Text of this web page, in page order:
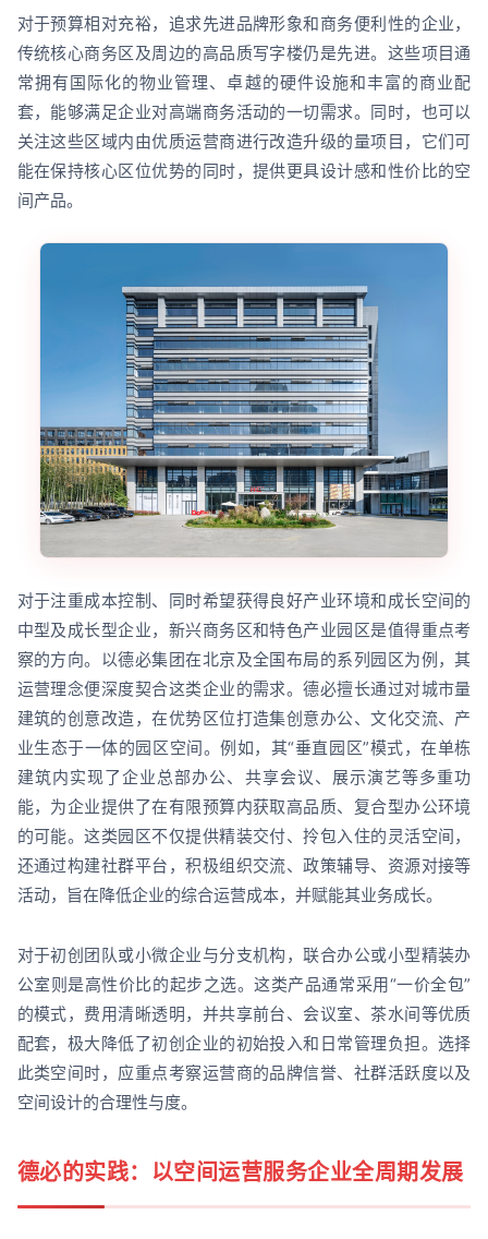
对于预算相对充裕，追求先进品牌形象和商务便利性的企业，
传统核心商务区及周边的高品质写字楼仍是先进。这些项目通
常拥有国际化的物业管理、卓越的硬件设施和丰富的商业配
套，能够满足企业对高端商务活动的一切需求。同时，也可以
关注这些区域内由优质运营商进行改造升级的量项目，它们可
能在保持核心区位优势的同时，提供更具设计感和性价比的空
间产品。
对于注重成本控制、同时希望获得良好产业环境和成长空间的
中型及成长型企业，新兴商务区和特色产业园区是值得重点考
察的方向。以德必集团在北京及全国布局的系列园区为例，其
运营理念便深度契合这类企业的需求。德必擅长通过对城市量
建筑的创意改造，在优势区位打造集创意办公、文化交流、产
业生态于一体的园区空间。例如，其“垂直园区”模式，在单栋
建筑内实现了企业总部办公、共享会议、展示演艺等多重功
能，为企业提供了在有限预算内获取高品质、复合型办公环境
的可能。这类园区不仅提供精装交付、拎包入住的灵活空间，
还通过构建社群平台，积极组织交流、政策辅导、资源对接等
活动，旨在降低企业的综合运营成本，并赋能其业务成长。
对于初创团队或小微企业与分支机构，联合办公或小型精装办
公室则是高性价比的起步之选。这类产品通常采用“一价全包”
的模式，费用清晰透明，并共享前台、会议室、茶水间等优质
配套，极大降低了初创企业的初始投入和日常管理负担。选择
此类空间时，应重点考察运营商的品牌信誉、社群活跃度以及
空间设计的合理性与度。
德必的实践：以空间运营服务企业全周期发展